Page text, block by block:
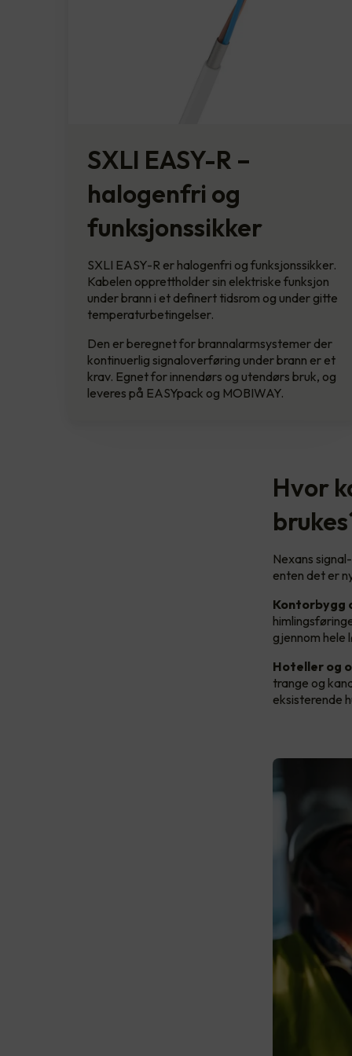
SXLI EASY-R –
halogenfri og
funksjonssikker
SXLI EASY-R er halogenfri og funksjonssikker.
Kabelen opprettholder sin elektriske funksjon
under brann i et definert tidsrom og under gitte
temperaturbetingelser.
Den er beregnet for brannalarmsystemer der
kontinuerlig signaloverføring under brann er et
krav. Egnet for innendørs og utendørs bruk, og
leveres på EASYpack og MOBIWAY.
Hvor
Nexans
enten det er
Kontorbygg
gjennom hele
Hoteller og
trange og
eksisterende